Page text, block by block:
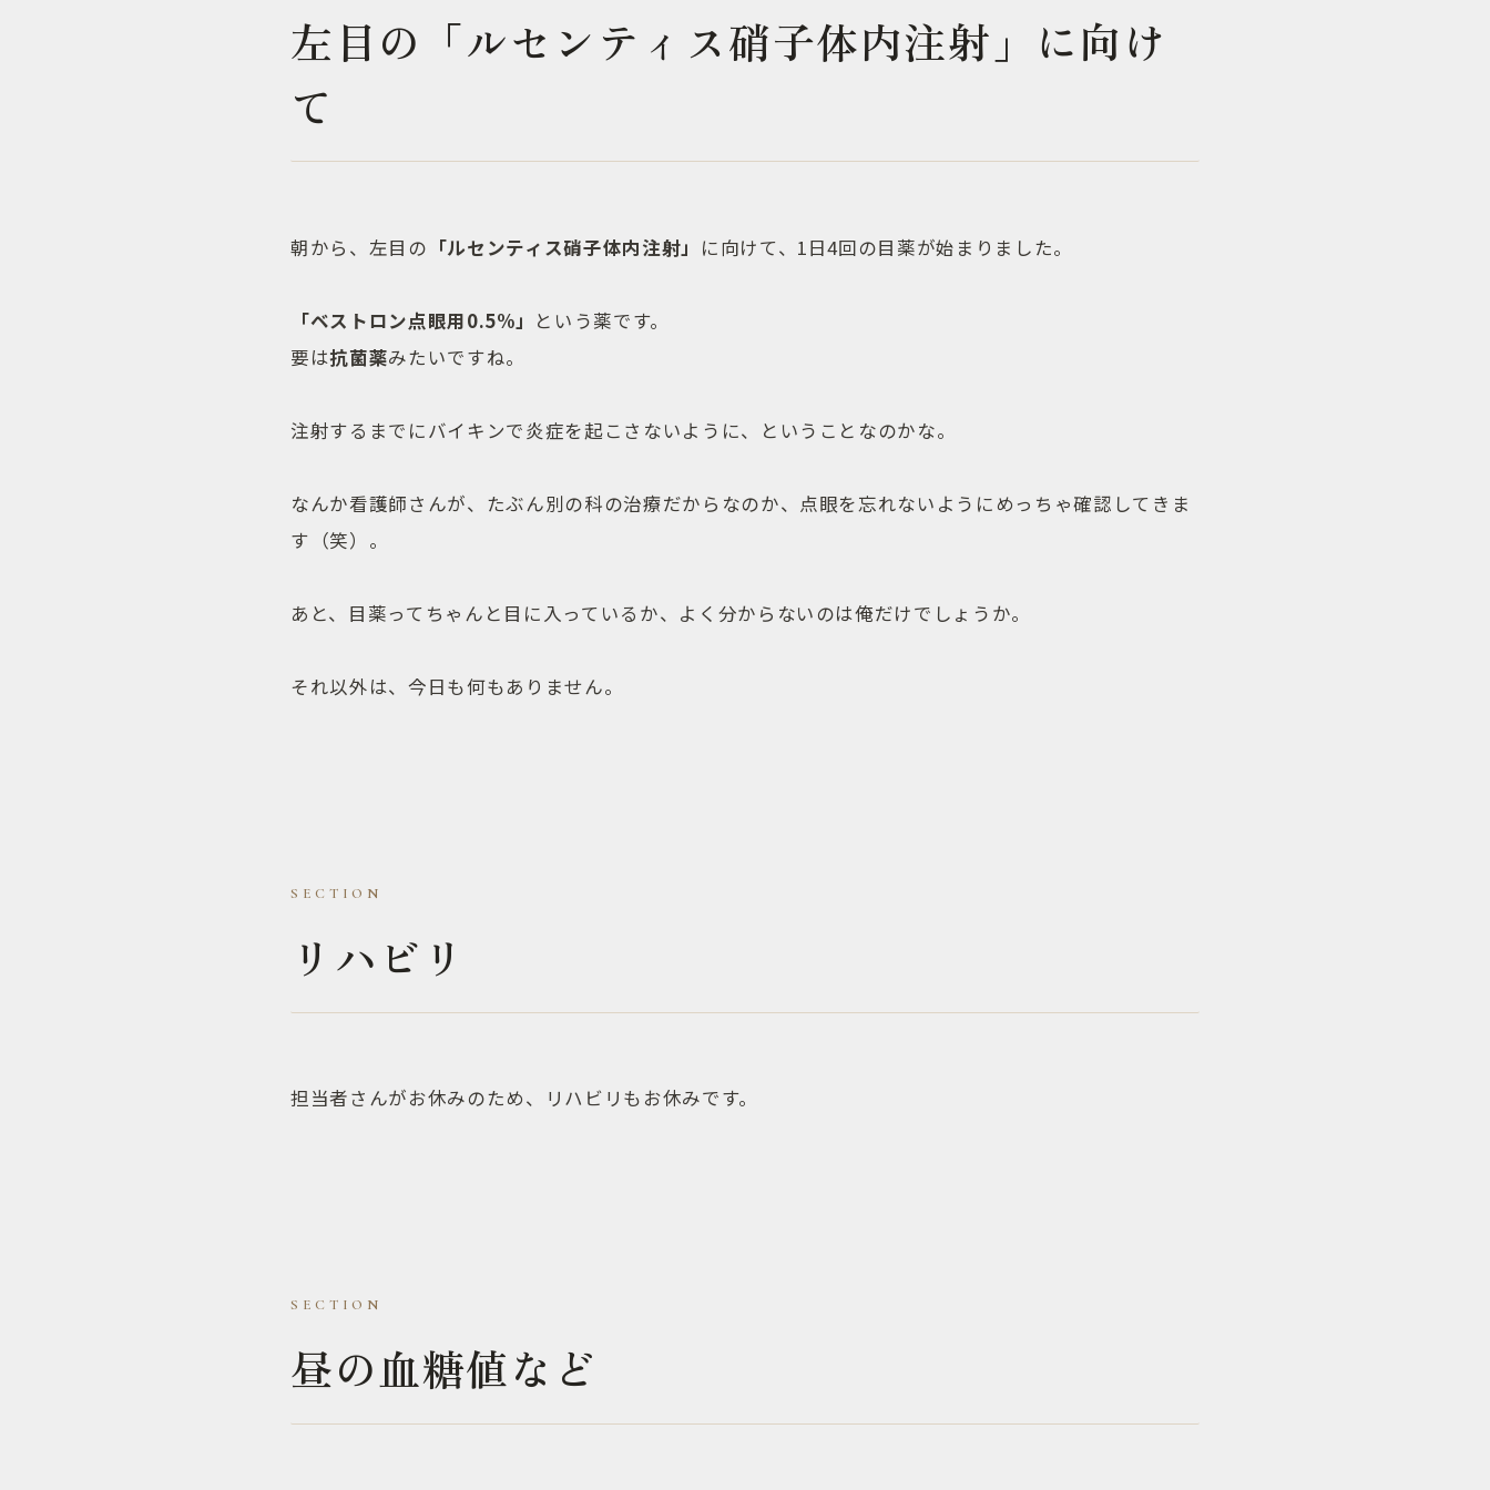
左目の「ルセンティス硝子体内注射」に向け
て
朝から、左目の 「ルセンティス硝子体内注射」 に向けて、1日4回の目薬が始まりました。
「ベストロン点眼用0.5%」 という薬です。
要は抗菌薬みたいですね。
注射するまでにバイキンで炎症を起こさないように、ということなのかな。
なんか看護師さんが、たぶん別の科の治療だからなのか、点眼を忘れないようにめっちゃ確認してきま
す（笑）。
あと、目薬ってちゃんと目に入っているか、よく分からないのは俺だけでしょうか。
それ以外は、今日も何もありません。
リハビリ
担当者さんがお休みのため、リハビリもお休みです。
昼の血糖値など